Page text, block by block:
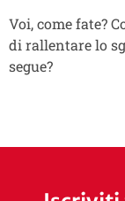
Voi, come fate?
di rallentare lo
segue?
ph: